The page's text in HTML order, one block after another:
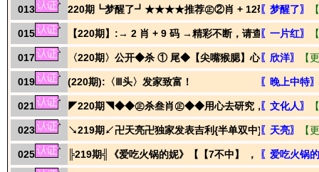
013 220期┗梦醒了┛★★★★推荐㊣②肖 + 12码㊣
〖梦醒了〗
015 【220期】:→ 2 肖 + 9 码 →精彩不断，请查看！〖一片红〗
017 〈220期〉公开◆杀 ① 尾◆【尖嘴猴腮】心水资料
〖欣洋〗 【
019 (220期):〈Ⅲ头〉发家致富！ 〖晚上中特〗
021 ◤220期◥◆◆㊣杀叁肖㊣◆◆用心去研究，用实力说明
〖文化人〗
023 ↘219期↙卍天亮卍独家发表吉利{半单双中}论坛￥帮
〖天亮〗 【
025 ╠219期╣《爱吃火锅的妮》【【7不中】 ，【7不中】】
〖爱吃火锅